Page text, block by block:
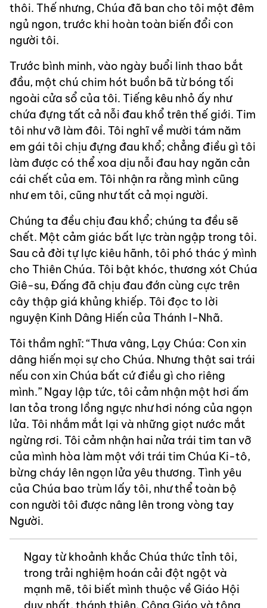
thôi. Thế nhưng, Chúa đã ban cho tôi một đêm
ngủ ngon, trước khi hoàn toàn biến đổi con
người tôi.
Trước bình minh, vào ngày buổi linh thao bắt
đầu, một chú chim hót buồn bã từ bóng tối
ngoài cửa sổ của tôi. Tiếng kêu nhỏ ấy như
chứa đựng tất cả nỗi đau khổ trên thế giới. Tim
tôi như vỡ làm đôi. Tôi nghĩ về mười tám năm
em gái tôi chịu đựng đau khổ; chẳng điều gì tôi
làm được có thể xoa dịu nỗi đau hay ngăn cản
cái chết của em. Tôi nhận ra rằng mình cũng
như em tôi, cũng như tất cả mọi người.
Chúng ta đều chịu đau khổ; chúng ta đều sẽ
chết. Một cảm giác bất lực tràn ngập trong tôi.
Sau cả đời tự lực kiêu hãnh, tôi phó thác ý mình
cho Thiên Chúa. Tôi bật khóc, thương xót Chúa
Giê-su, Đấng đã chịu đau đớn cùng cực trên
cây thập giá khủng khiếp. Tôi đọc to lời
nguyện Kinh Dâng Hiến của Thánh I-Nhã.
Tôi thầm nghĩ: “Thưa vâng, Lạy Chúa: Con xin
dâng hiến mọi sự cho Chúa. Nhưng thật sai trái
nếu con xin Chúa bất cứ điều gì cho riêng
mình.” Ngay lập tức, tôi cảm nhận một hơi ấm
lan tỏa trong lồng ngực như hơi nóng của ngọn
lửa. Tôi nhắm mắt lại và những giọt nước mắt
ngừng rơi. Tôi cảm nhận hai nửa trái tim tan vỡ
của mình hòa làm một với trái tim Chúa Ki-tô,
bừng cháy lên ngọn lửa yêu thương. Tình yêu
của Chúa bao trùm lấy tôi, như thể toàn bộ
con người tôi được nâng lên trong vòng tay
Người.
Ngay từ khoảnh khắc Chúa thức tỉnh tôi,
trong trải nghiệm hoán cải đột ngột và
mạnh mẽ, tôi biết mình thuộc về Giáo Hội